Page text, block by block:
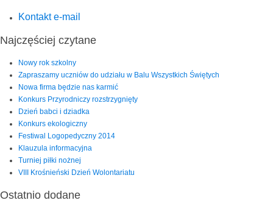
Kontakt e-mail
Najczęściej czytane
Nowy rok szkolny
Zapraszamy uczniów do udziału w Balu Wszystkich Świętych
Nowa firma będzie nas karmić
Konkurs Przyrodniczy rozstrzygnięty
Dzień babci i dziadka
Konkurs ekologiczny
Festiwal Logopedyczny 2014
Klauzula informacyjna
Turniej piłki nożnej
VIII Krośnieński Dzień Wolontariatu
Ostatnio dodane